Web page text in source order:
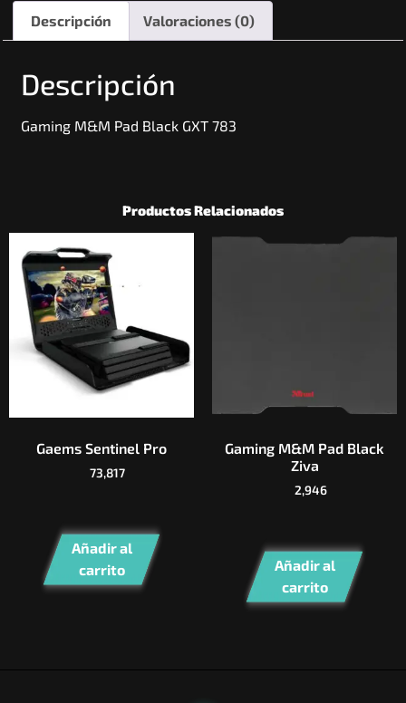
Descripción Valoraciones (0)
Descripción
Gaming M&M Pad Black GXT 783
Productos Relacionados
Gaems Sentinel Pro
73,817
Añadir al
carrito
Gaming M&M Pad Black
Ziva
2,946
Añadir al
carrito